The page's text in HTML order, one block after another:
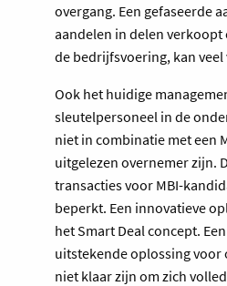
overgang. Een gefaseerde
aandelen in delen
de bedrijfsvoering, kan
Ook het huidige
sleutelpersoneel in de
niet in combinatie met een
uitgelezen overnemer zijn.
transacties voor MBI-
beperkt. Een innovatieve
het Smart Deal concept.
uitstekende oplossing voor
niet klaar zijn om zich